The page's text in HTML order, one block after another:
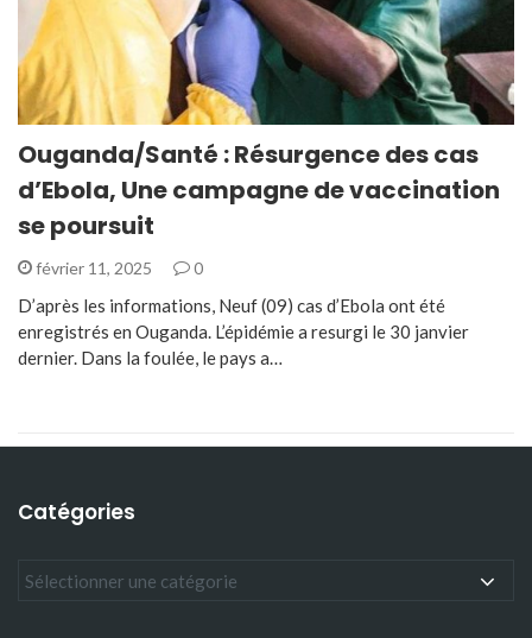
Ouganda/Santé : Résurgence des cas
d’Ebola, Une campagne de vaccination
se poursuit
février 11, 2025 0
D’après les informations, Neuf (09) cas d’Ebola ont été
enregistrés en Ouganda. L’épidémie a resurgi le 30 janvier
dernier. Dans la foulée, le pays a…
Catégories